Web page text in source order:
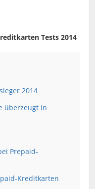
Tests 2014
2014
überzeugt in
Prepaid-
Kreditkarten